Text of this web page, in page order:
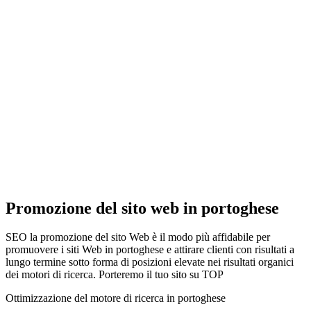
Promozione del sito web in portoghese
SEO la promozione del sito Web è il modo più affidabile per
promuovere i siti Web in portoghese e attirare clienti con risultati a
lungo termine sotto forma di posizioni elevate nei risultati organici
dei motori di ricerca. Porteremo il tuo sito su TOP
Ottimizzazione del motore di ricerca in portoghese